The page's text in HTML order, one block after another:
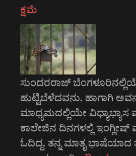
ಕ್ಷಮೆ
ಸುಂದರರಾಜ್
ಹುಟ್ಟಿಬೆಳೆದವನು. ಹಾಗಾಗಿ
ಮಾಧ್ಯಮದಲ್ಲಿಯೇ
ಕಾಲೇಜಿನ ದಿನಗಳಲ್ಲಿ ಇಂಗ್ಲೀಷ್
ಓದಿದ್ದ. ತನ್ನ ಮಾತೃ